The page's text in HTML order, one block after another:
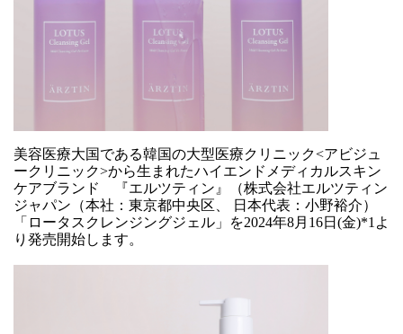
美容医療大国である韓国の大型医療クリニック<アビジュ
ークリニック>から生まれたハイエンドメディカルスキン
ケアブランド 『エルツティン』（株式会社エルツティン
ジャパン（本社：東京都中央区、 日本代表：小野裕介）
「ロータスクレンジングジェル」を2024年8月16日(金)*1よ
り発売開始します。